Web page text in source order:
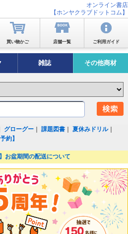
オンライン書店
【ホンヤクラブドットコム】
買い物かご 店舗一覧 ご利用ガイド
雑誌 その他商材
グローグー ｜課題図書 ｜夏休みドリル｜
約】
お盆期間の配送について